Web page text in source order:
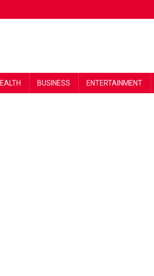
BUSINESS ENTERTAINMENT